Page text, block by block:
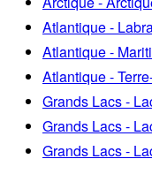
Atlantique -
Atlantique -
Atlantique -
Grands Lacs -
Grands Lacs -
Grands Lacs -